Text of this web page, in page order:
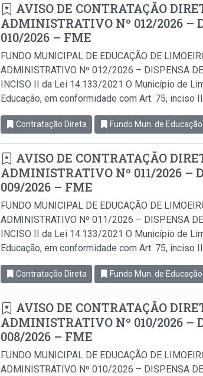
AVISO DE CONTRATAÇÃO
ADMINISTRATIVO Nº 012/2026 –
010/2026 – FME
FUNDO MUNICIPAL DE EDUCAÇÃO DE
ADMINISTRATIVO Nº 012/2026 – DISPENSA
INCISO II da Lei 14.133/2021 O Município de
Educação, em conformidade com Art. 75, inciso
Contratação Direta Fundo Mun. de Educação
AVISO DE CONTRATAÇÃO
ADMINISTRATIVO Nº 011/2026 –
009/2026 – FME
FUNDO MUNICIPAL DE EDUCAÇÃO DE
ADMINISTRATIVO Nº 011/2026 – DISPENSA
INCISO II da Lei 14.133/2021 O Município de
Educação, em conformidade com Art. 75, inciso
Contratação Direta Fundo Mun. de Educação
AVISO DE CONTRATAÇÃO
ADMINISTRATIVO Nº 010/2026 –
008/2026 – FME
FUNDO MUNICIPAL DE EDUCAÇÃO DE
ADMINISTRATIVO Nº 010/2026 – DISPENSA